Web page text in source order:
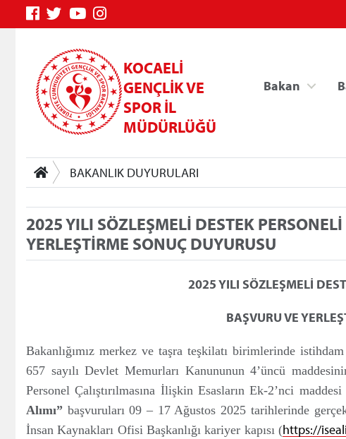
KOCAELİ
GENÇLİK VE
SPOR İL
MÜDÜRLÜĞÜ
Bakan
BAKANLIK DUYURULARI
2025 YILI SÖZLEŞMELİ DESTEK
YERLEŞTİRME SONUÇ DUYURUSU
2025 YILI SÖZLEŞMELİ
BAŞVURU VE
Bakanlığımız merkez ve taşra teşkilatı birimlerinde
657 sayılı Devlet Memurları Kanununun 4’üncü
Personel Çalıştırılmasına İlişkin Esasların Ek-2’nci
Alımı” başvuruları 09 – 17 Ağustos 2025 tarihlerinde
İnsan Kaynakları Ofisi Başkanlığı kariyer kapısı (https://
Genç Bilgi Sistemi